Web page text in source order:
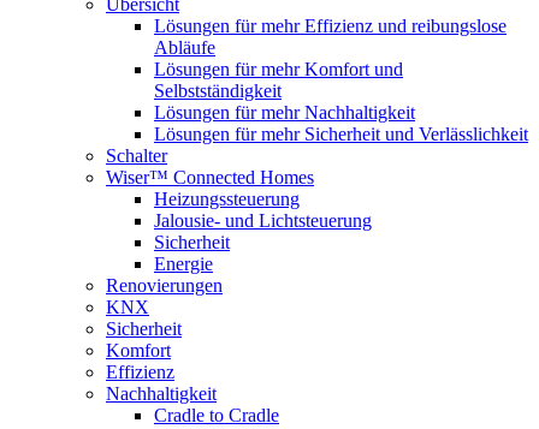
Lösungen für mehr Effizienz und reibungslose
Abläufe
Lösungen für mehr Komfort und
Selbstständigkeit
Lösungen für mehr Nachhaltigkeit
Lösungen für mehr Sicherheit und Verlässlichkeit
Schalter
Wiser™ Connected Homes
Heizungssteuerung
Jalousie- und Lichtsteuerung
Sicherheit
Energie
Renovierungen
KNX
Sicherheit
Komfort
Effizienz
Nachhaltigkeit
Cradle to Cradle